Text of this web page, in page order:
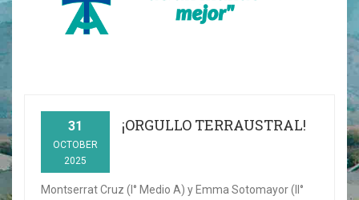
31
OCTOBER
2025
¡ORGULLO TERRAUSTRAL!
Montserrat Cruz (I° Medio A) y Emma Sotomayor (II°